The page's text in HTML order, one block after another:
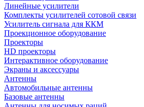
Линейные усилители
Комплекты усилителей сотовой связи
Усилитель сигнала для ККМ
Проекционное оборудование
Проекторы
HD проекторы
Интерактивное оборудование
Экраны и аксессуары
Антенны
Автомобильные антенны
Базовые антенны